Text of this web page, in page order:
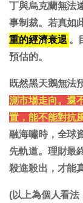
丁與烏克蘭無法
事制裁。若真如
重的經濟衰退 。
預估的。
既然黑天鵝無法
測市場走向。還
置，能不能對抗
融海嘯時，全球
先軌道。理財最
殺進殺出，才能
(以上為個人看法